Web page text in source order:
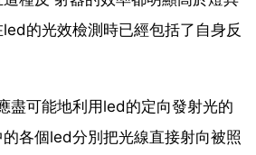
的光效檢測時已經包括了自身反
盡可能地利用led的定向發射光的
各個led分別把光線直接射向被照